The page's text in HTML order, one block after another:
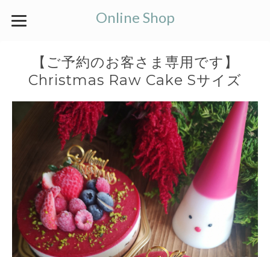
Online Shop
【ご予約のお客さま専用です】
Christmas Raw Cake Sサイズ